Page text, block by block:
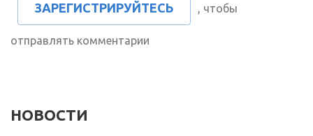
ЗАРЕГИСТРИРУЙТЕСЬ , чтобы
отправлять комментарии
НОВОСТИ